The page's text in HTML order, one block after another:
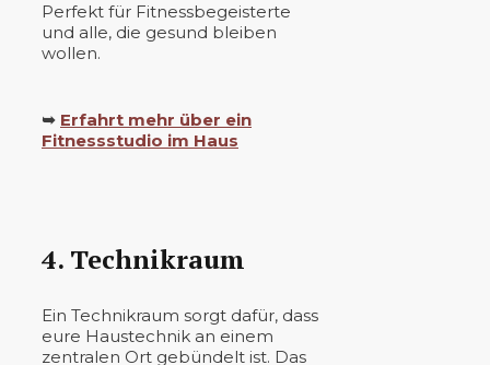
Perfekt für Fitnessbegeisterte
und alle, die gesund bleiben
wollen.
➥ Erfahrt mehr über ein
Fitnessstudio im Haus
4. Technikraum
Ein Technikraum sorgt dafür, dass
eure Haustechnik an einem
zentralen Ort gebündelt ist. Das